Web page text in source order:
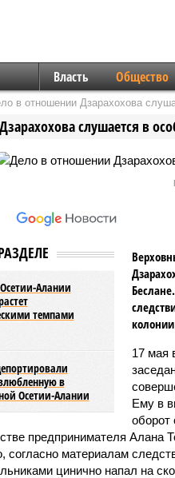
Власть Общество
в отношении Дзарахохова
слушается в
Алании
темпами
в
Осетии-Алании
17 мая
Ему в
оборот
предпринимателя Алана
согласно материалам
цинично напал на